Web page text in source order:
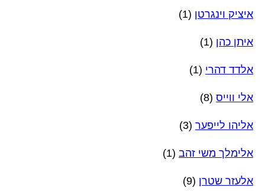
איציק וינגרטן (1)
איתן כהן (1)
אלדד דהרי (1)
אלי ווייס (8)
אליהו לייפער (3)
אלימלך משי זהב (1)
אלעזר שטרן (9)